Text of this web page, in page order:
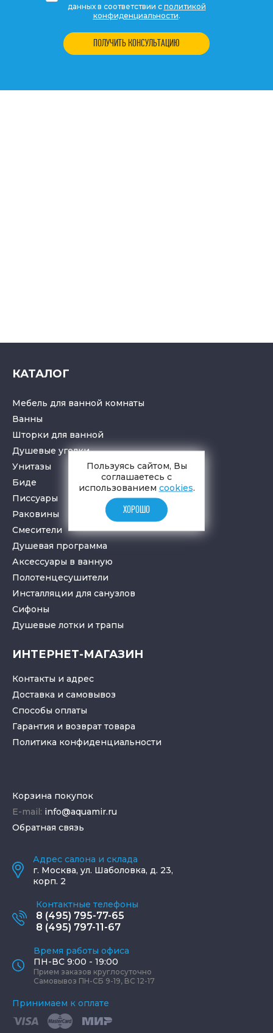
данных в соответствии с политикой
конфиденциальности.
ПОЛУЧИТЬ КОНСУЛЬТАЦИЮ
КАТАЛОГ
Мебель для ванной комнаты
Ванны
Шторки для ванной
Душевые уголки
Унитазы
Биде
Писсуары
Раковины
Смесители
Душевая программа
Аксессуары в ванную
Полотенцесушители
Инсталляции для санузлов
Cифоны
Душевые лотки и трапы
ИНТЕРНЕТ-МАГАЗИН
Контакты и адрес
Доставка и самовывоз
Способы оплаты
Гарантия и возврат товара
Политика конфиденциальности
Корзина покупок
E-mail: info@aquamir.ru
Обратная связь
Адрес салона и склада
г. Москва, ул. Шаболовка, д. 23,
корп. 2
Контактные телефоны
8 (495) 795-77-65
8 (495) 797-11-67
Время работы офиса
ПН-ВС 9:00 - 19:00
Прием заказов круглосуточно
Самовывоз ПН-СБ 9-19, ВС 12-17
Принимаем к оплате
Пользуясь сайтом, Вы
соглашаетесь с
использованием cookies.
ХОРОШО